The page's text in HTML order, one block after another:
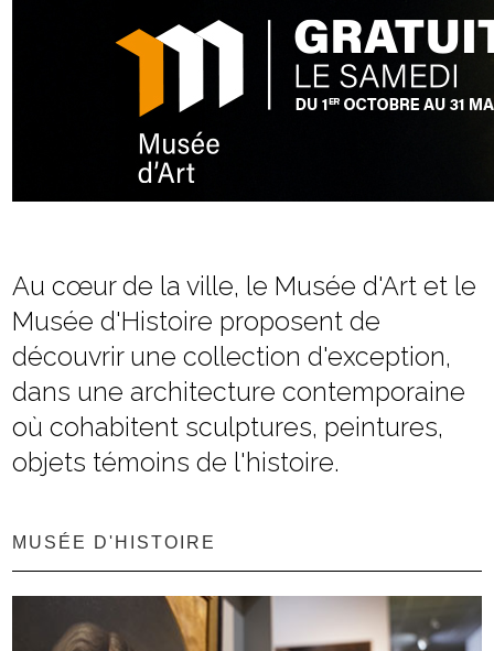
Au cœur de la ville, le Musée d'Art et le
Musée d'Histoire proposent de
découvrir une collection d'exception,
dans une architecture contemporaine
où cohabitent sculptures, peintures,
objets témoins de l'histoire.
MUSÉE D'HISTOIRE